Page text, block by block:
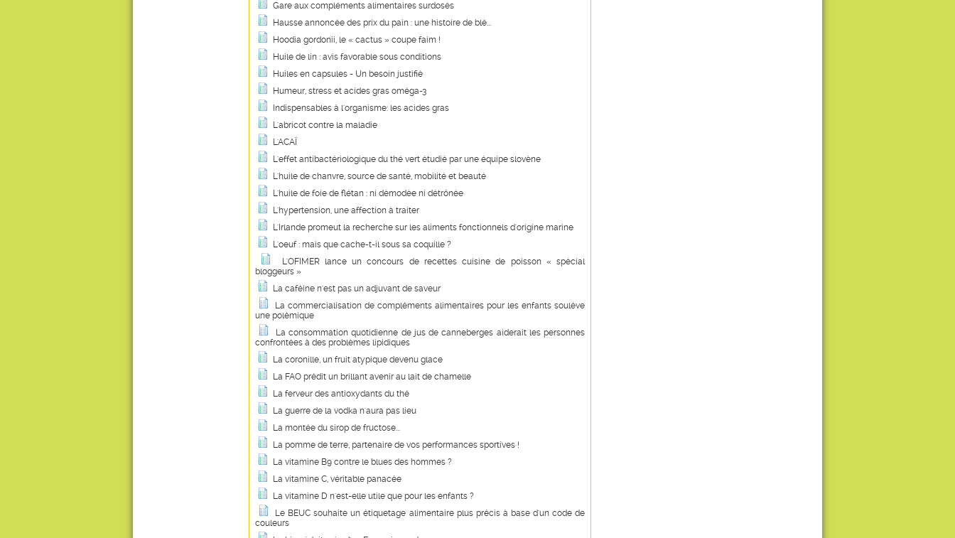
Gare aux compléments alimentaires surdosés
Hausse annoncée des prix du pain : une histoire de blé...
Hoodia gordonii, le « cactus » coupe faim !
Huile de lin : avis favorable sous conditions
Huiles en capsules - Un besoin justifié
Humeur, stress et acides gras oméga-3
Indispensables à l'organisme: les acides gras
L'abricot contre la maladie
L'ACAÏ
L'effet antibactériologique du thé vert étudié par une équipe slovène
L'huile de chanvre, source de santé, mobilité et beauté
L'huile de foie de flétan : ni démodée ni détrônée
L'hypertension, une affection à traiter
L'Irlande promeut la recherche sur les aliments fonctionnels d'origine marine
L'oeuf : mais que cache-t-il sous sa coquille ?
L'OFIMER lance un concours de recettes cuisine de poisson « spécial
bloggeurs »
La caféine n'est pas un adjuvant de saveur
La commercialisation de compléments alimentaires pour les enfants soulève
une polémique
La consommation quotidienne de jus de canneberges aiderait les personnes
confrontées à des problèmes lipidiques
La coronille, un fruit atypique devenu glace
La FAO prédit un brillant avenir au lait de chamelle
La ferveur des antioxydants du thé
La guerre de la vodka n'aura pas lieu
La montée du sirop de fructose...
La pomme de terre, partenaire de vos performances sportives !
La vitamine B9 contre le blues des hommes ?
La vitamine C, véritable panacée
La vitamine D n'est-elle utile que pour les enfants ?
Le BEUC souhaite un étiquetage alimentaire plus précis à base d'un code de
couleurs